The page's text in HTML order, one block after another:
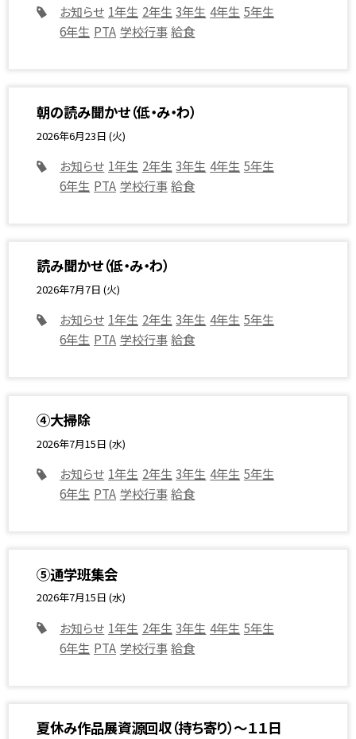
お知らせ 1年生 2年生 3年生 4年生 5年生
6年生 PTA 学校行事 給食
朝の読み聞かせ（低・み・わ）
2026年6月23日 (火)
お知らせ 1年生 2年生 3年生 4年生 5年生
6年生 PTA 学校行事 給食
読み聞かせ（低・み・わ）
2026年7月7日 (火)
お知らせ 1年生 2年生 3年生 4年生 5年生
6年生 PTA 学校行事 給食
④大掃除
2026年7月15日 (水)
お知らせ 1年生 2年生 3年生 4年生 5年生
6年生 PTA 学校行事 給食
⑤通学班集会
2026年7月15日 (水)
お知らせ 1年生 2年生 3年生 4年生 5年生
6年生 PTA 学校行事 給食
夏休み作品展資源回収（持ち寄り）～１１日